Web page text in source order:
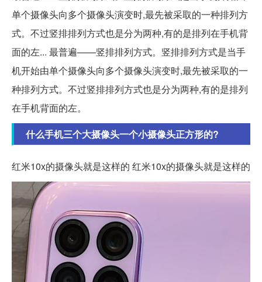
单个摄像头向多个摄像头演变时,最先被采取的一种排列方
式。不过竖排排列方式也是分为两种,有的是排列在手机背
面的左... 最普遍——竖排排列方式。竖排排列方式是当手
机开始由单个摄像头向多个摄像头演变时,最先被采取的一
种排列方式。不过竖排排列方式也是分为两种,有的是排列
在手机背面的左。
什么手机三个大摄像头一个小摄像头正方形的?
红米10x的摄像头就是这样的 红米10x的摄像头就是这样的